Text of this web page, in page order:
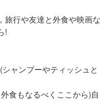
旅行や友達と外食や映画な
!
ャンプーやティッシュと
食もなるべくここから)自